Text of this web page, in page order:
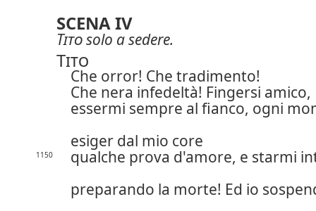
SCENA IV
Titosolo a sedere.
Tito
Che orror! Che tradimento!
Che nera infedeltà! Fingersi amico,
essermi sempre al fianco, ogni
esiger dal mio core
1150
qualche prova d'amore, e starmi
preparando la morte! Ed io